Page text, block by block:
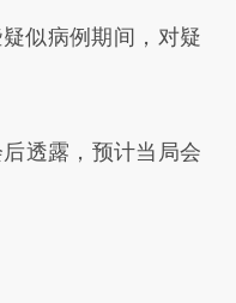
似病例期间，对疑
透露，预计当局会